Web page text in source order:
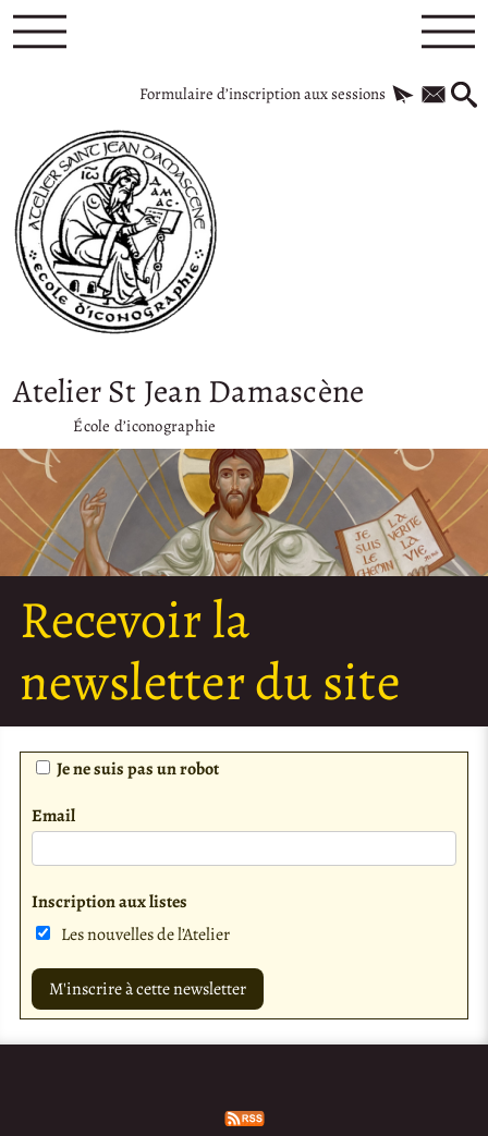
Formulaire d’inscription aux sessions
Atelier St Jean Damascène
École d’iconographie
Recevoir la
newsletter du site
Je ne suis pas un robot
Email
Inscription aux listes
Les nouvelles de l’Atelier